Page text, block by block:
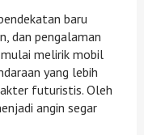
baru
dan pengalaman
melirik mobil
yang lebih
futuristis. Oleh
angin segar